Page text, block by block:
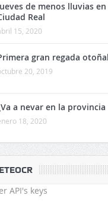
de menos lluvias
Real
15, 2020
gran regada
20, 2019
a nevar en la provincia
18, 2020
API's keys